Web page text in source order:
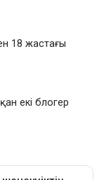
18 жастағы
екі блогер